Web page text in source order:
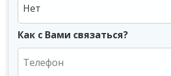
Нет
Как с Вами связаться?